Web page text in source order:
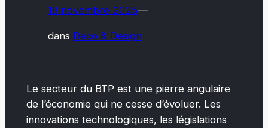
18 novembre 2025—
dans Déco & Design
Le secteur du BTP est une pierre angulaire
de l’économie qui ne cesse d’évoluer. Les
innovations technologiques, les législations